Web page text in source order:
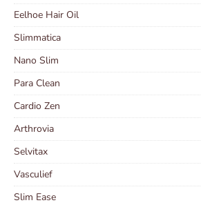
Eelhoe Hair Oil
Slimmatica
Nano Slim
Para Clean
Cardio Zen
Arthrovia
Selvitax
Vasculief
Slim Ease